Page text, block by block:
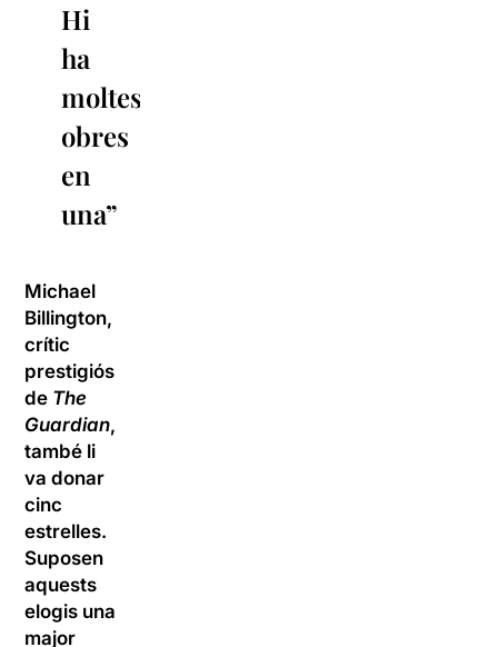
Hi
ha
moltes
obres
en
una”
Michael
Billington,
crític
prestigiós
de The
Guardian,
també li
va donar
cinc
estrelles.
Suposen
aquests
elogis una
major